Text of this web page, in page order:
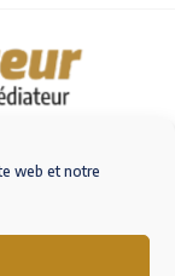
web et notre